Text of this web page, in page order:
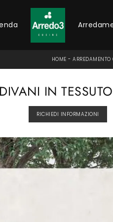
HOME - ARREDAMENTO
IN
RICHIEDI INFORMAZIONI